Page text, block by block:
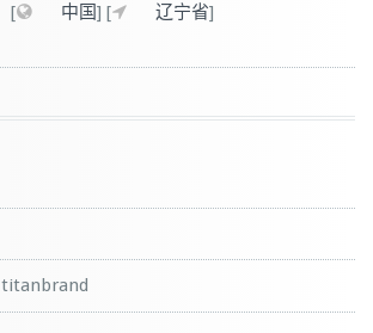
[ 中国] [ 辽宁省]
titanbrand